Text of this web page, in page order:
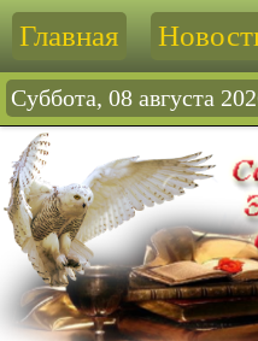
Главная
Суббота, 08 августа